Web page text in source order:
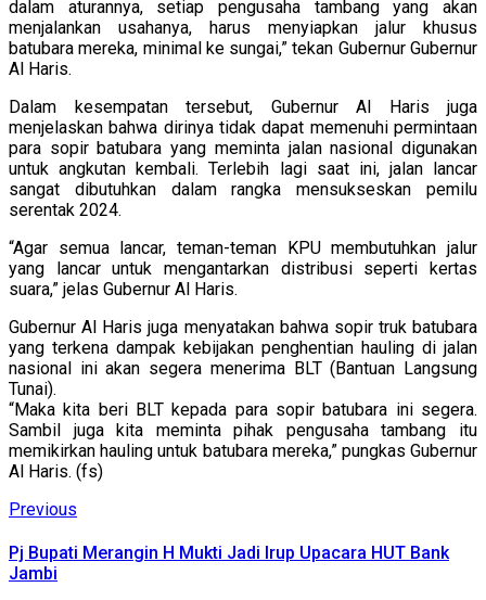
dalam aturannya, setiap pengusaha tambang yang akan
menjalankan usahanya, harus menyiapkan jalur khusus
batubara mereka, minimal ke sungai,” tekan Gubernur Gubernur
Al Haris.
Dalam kesempatan tersebut, Gubernur Al Haris juga
menjelaskan bahwa dirinya tidak dapat memenuhi permintaan
para sopir batubara yang meminta jalan nasional digunakan
untuk angkutan kembali. Terlebih lagi saat ini, jalan lancar
sangat dibutuhkan dalam rangka mensukseskan pemilu
serentak 2024.
“Agar semua lancar, teman-teman KPU membutuhkan jalur
yang lancar untuk mengantarkan distribusi seperti kertas
suara,” jelas Gubernur Al Haris.
Gubernur Al Haris juga menyatakan bahwa sopir truk batubara
yang terkena dampak kebijakan penghentian hauling di jalan
nasional ini akan segera menerima BLT (Bantuan Langsung
Tunai).
“Maka kita beri BLT kepada para sopir batubara ini segera.
Sambil juga kita meminta pihak pengusaha tambang itu
memikirkan hauling untuk batubara mereka,” pungkas Gubernur
Al Haris. (fs)
Continue
Reading
Previous
Pj Bupati Merangin H Mukti Jadi Irup Upacara HUT Bank
Jambi